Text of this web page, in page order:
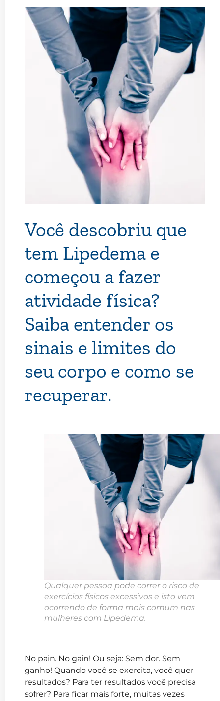
Você descobriu que
tem Lipedema e
começou a fazer
atividade física?
Saiba entender os
sinais e limites do
seu corpo e como se
recuperar.
Qualquer pessoa pode correr o risco de
exercícios físicos excessivos e isto vem
ocorrendo de forma mais comum nas
mulheres com Lipedema.
No pain. No gain! Ou seja: Sem dor. Sem
ganho! Quando você se exercita, você quer
resultados? Para ter resultados você precisa
sofrer? Para ficar mais forte, muitas vezes